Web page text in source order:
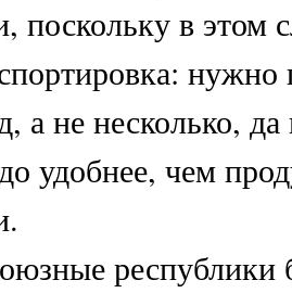
поскольку в этом
нужно
а не несколько,
удобнее, чем